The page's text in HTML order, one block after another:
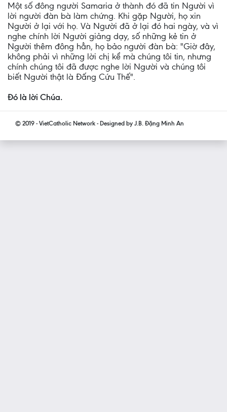
Một số đông người Samaria ở thành đó đã tin Người vì
lời người đàn bà làm chứng. Khi gặp Người, họ xin
Người ở lại với họ. Và Người đã ở lại đó hai ngày, và vì
nghe chính lời Người giảng dạy, số những kẻ tin ở
Người thêm đông hẳn, họ bảo người đàn bà: "Giờ đây,
không phải vì những lời chị kể mà chúng tôi tin, nhưng
chính chúng tôi đã được nghe lời Người và chúng tôi
biết Người thật là Ðấng Cứu Thế".
Ðó là lời Chúa.
© 2019 - VietCatholic Network - Designed by J.B. Đặng Minh An